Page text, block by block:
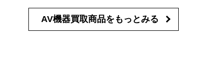
AV機器買取商品を もっとみる